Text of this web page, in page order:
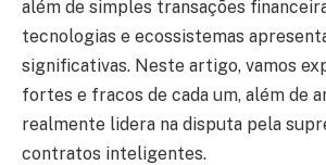
além de simples transações
tecnologias e ecossistemas
significativas. Neste artigo, vamos
fortes e fracos de cada um, além de
realmente lidera na disputa pela
contratos inteligentes.